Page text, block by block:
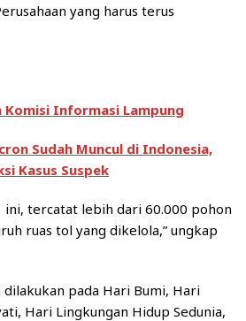
yang harus terus
Komisi Informasi Lampung
Sudah Muncul di Indonesia,
Kasus Suspek
ini, tercatat lebih dari 60.000 pohon
ruas tol yang dikelola,” ungkap
dilakukan pada Hari Bumi, Hari
Hari Lingkungan Hidup Sedunia,